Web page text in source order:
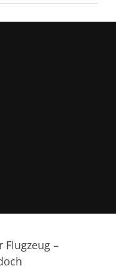
Flugzeug –